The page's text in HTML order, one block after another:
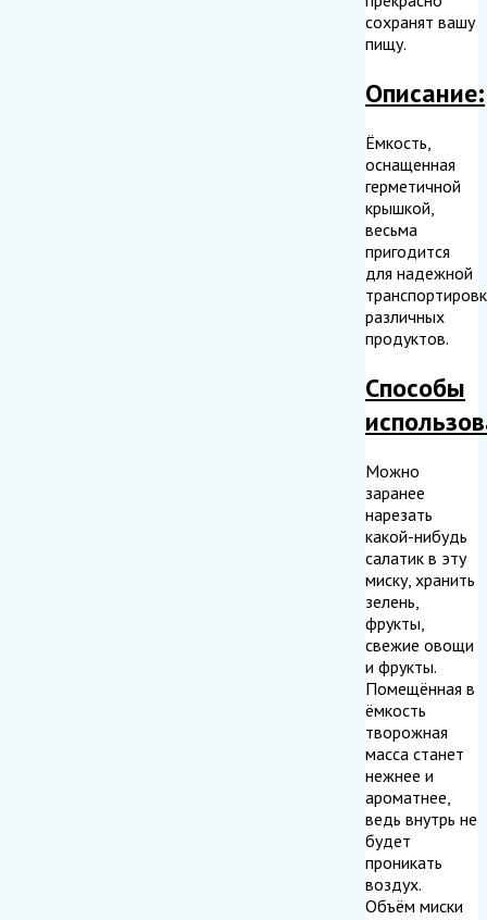
сохранят вашу
пищу.
Описание:
Ёмкость,
оснащенная
герметичной
крышкой,
весьма
пригодится
для надежной
различных
продуктов.
Способы
Можно
заранее
нарезать
какой-нибудь
салатик в эту
миску, хранить
зелень,
фрукты,
свежие овощи
и фрукты.
Помещённая в
ёмкость
творожная
масса станет
нежнее и
ароматнее,
ведь внутрь не
будет
проникать
воздух.
Объём миски